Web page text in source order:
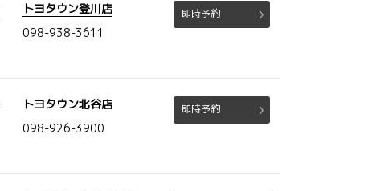
トヨタウン登川店
098-938-3611
即時予約
トヨタウン北谷店
098-926-3900
即時予約